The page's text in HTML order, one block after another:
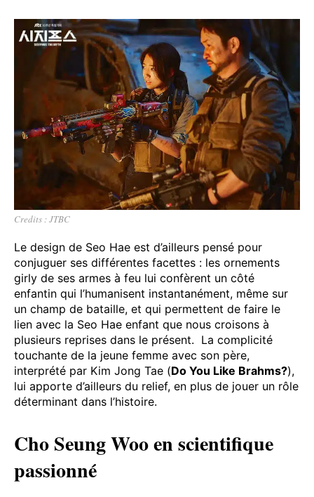
Credits : JTBC
Le design de Seo Hae est d’ailleurs pensé pour
conjuguer ses différentes facettes : les ornements
girly de ses armes à feu lui confèrent un côté
enfantin qui l’humanisent instantanément, même sur
un champ de bataille, et qui permettent de faire le
lien avec la Seo Hae enfant que nous croisons à
plusieurs reprises dans le présent. La complicité
touchante de la jeune femme avec son père,
interprété par Kim Jong Tae (Do You Like Brahms?),
lui apporte d’ailleurs du relief, en plus de jouer un rôle
déterminant dans l’histoire.
Cho Seung Woo en scientifique
passionné